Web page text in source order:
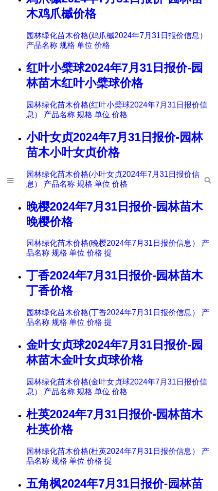
木鸡爪槭价格
园林绿化苗木价格(鸡爪槭2024年7月31日报价信息）
产品名称 规格 单位 价格
红叶小檗球2024年7月31日报价-园
林苗木红叶小檗球价格
园林绿化苗木价格(红叶小檗球2024年7月31日报价信
息） 产品名称 规格 单位 价格
小叶女贞2024年7月31日报价-园林
苗木小叶女贞价格
园林绿化苗木价格(小叶女贞2024年7月31日报价信
息） 产品名称 规格 单位 价格
晚樱2024年7月31日报价-园林苗木
晚樱价格
园林绿化苗木价格(晚樱2024年7月31日报价信息） 产
品名称 规格 单位 价格 提
丁香2024年7月31日报价-园林苗木
丁香价格
园林绿化苗木价格(丁香2024年7月31日报价信息） 产
品名称 规格 单位 价格 提
金叶女贞球2024年7月31日报价-园
林苗木金叶女贞球价格
园林绿化苗木价格(金叶女贞球2024年7月31日报价信
息） 产品名称 规格 单位 价格
杜英2024年7月31日报价-园林苗木
杜英价格
园林绿化苗木价格(杜英2024年7月31日报价信息） 产
品名称 规格 单位 价格 提
五角枫2024年7月31日报价-园林苗